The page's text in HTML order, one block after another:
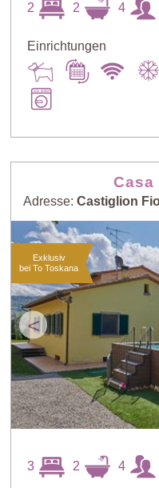
2 2 4
Einrichtungen
Casa
Adresse: Castiglion
<
Exklusiv
bei To Toskana
3 2 4